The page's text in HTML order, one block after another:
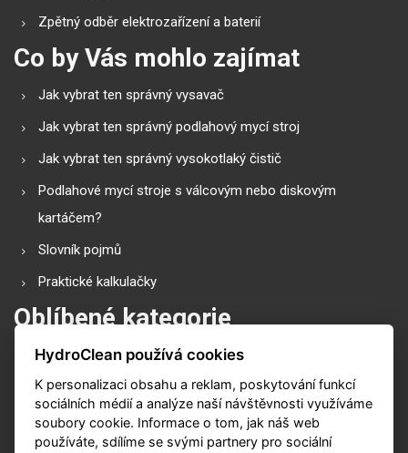
Zpětný odběr elektrozařízení a baterií
Co by Vás mohlo zajímat
Jak vybrat ten správný vysavač
Jak vybrat ten správný podlahový mycí stroj
Jak vybrat ten správný vysokotlaký čistič
Podlahové mycí stroje s válcovým nebo diskovým
kartáčem?
Slovník pojmů
Praktické kalkulačky
Oblíbené kategorie
Průmyslové vysavače
Vysokotlaké čističe
Podlahové mycí stroje
HydroClean používá cookies
K personalizaci obsahu a reklam, poskytování funkcí
sociálních médií a analýze naší návštěvnosti využíváme
soubory cookie. Informace o tom, jak náš web
používáte, sdílíme se svými partnery pro sociální